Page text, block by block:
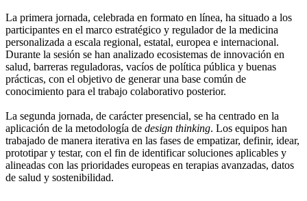
La primera jornada, celebrada en formato en línea, ha situado a los
participantes en el marco estratégico y regulador de la medicina
personalizada a escala regional, estatal, europea e internacional.
Durante la sesión se han analizado ecosistemas de innovación en
salud, barreras reguladoras, vacíos de política pública y buenas
prácticas, con el objetivo de generar una base común de
conocimiento para el trabajo colaborativo posterior.
La segunda jornada, de carácter presencial, se ha centrado en la
aplicación de la metodología de design thinking. Los equipos han
trabajado de manera iterativa en las fases de empatizar, definir, idear,
prototipar y testar, con el fin de identificar soluciones aplicables y
alineadas con las prioridades europeas en terapias avanzadas, datos
de salud y sostenibilidad.